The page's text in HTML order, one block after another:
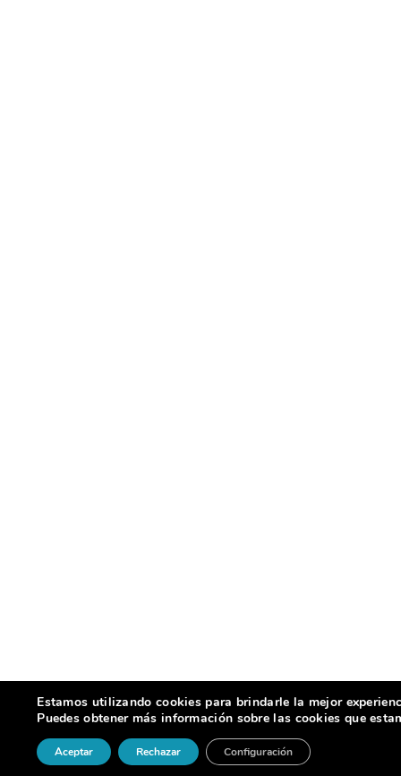
Estamos utilizando cookies para brindarle la mejor
Puedes obtener más información sobre las cookies que
Aceptar Rechazar Configuración